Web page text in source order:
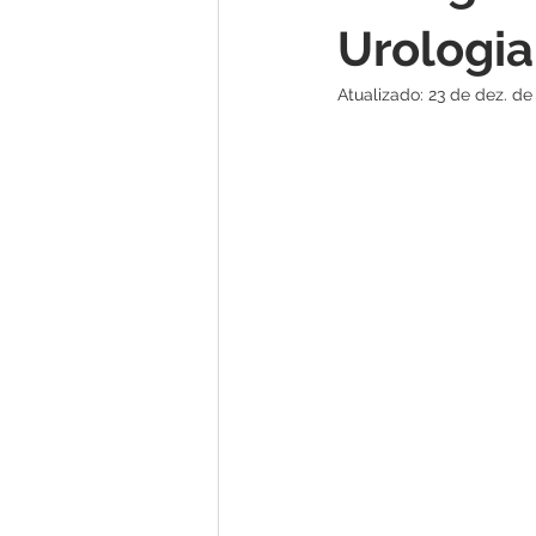
Urologia
Atualizado: 23 de dez. de